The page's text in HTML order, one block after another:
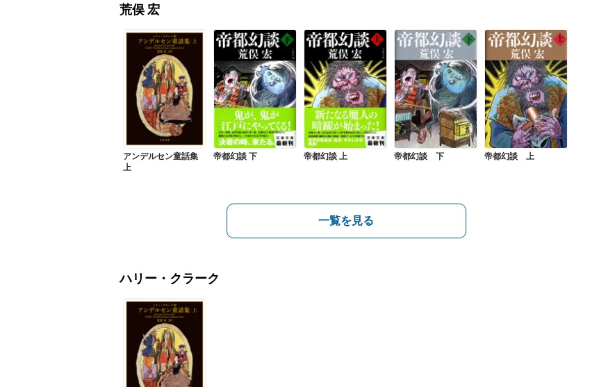
荒俣 宏
アンデルセン童話集
上
帝都幻談 下 帝都幻談 上 帝都幻談 下 帝都幻談 上
一覧を見る
ハリー・クラーク